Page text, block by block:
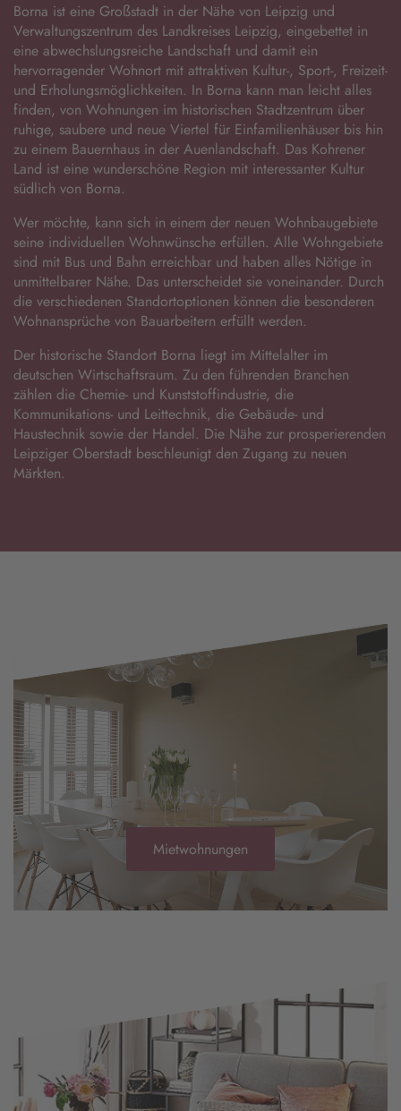
Borna ist eine Großstadt in der Nähe von Leipzig und
Verwaltungszentrum des Landkreises Leipzig, eingebettet in
eine abwechslungsreiche Landschaft und damit ein
hervorragender Wohnort mit attraktiven Kultur-, Sport-, Freizeit-
und Erholungsmöglichkeiten. In Borna kann man leicht alles
finden, von Wohnungen im historischen Stadtzentrum über
ruhige, saubere und neue Viertel für Einfamilienhäuser bis hin
zu einem Bauernhaus in der Auenlandschaft. Das Kohrener
Land ist eine wunderschöne Region mit interessanter Kultur
südlich von Borna.
Wer möchte, kann sich in einem der neuen Wohnbaugebiete
seine individuellen Wohnwünsche erfüllen. Alle Wohngebiete
sind mit Bus und Bahn erreichbar und haben alles Nötige in
unmittelbarer Nähe. Das unterscheidet sie voneinander. Durch
die verschiedenen Standortoptionen können die besonderen
Wohnansprüche von Bauarbeitern erfüllt werden.
Der historische Standort Borna liegt im Mittelalter im
deutschen Wirtschaftsraum. Zu den führenden Branchen
zählen die Chemie- und Kunststoffindustrie, die
Kommunikations- und Leittechnik, die Gebäude- und
Haustechnik sowie der Handel. Die Nähe zur prosperierenden
Leipziger Oberstadt beschleunigt den Zugang zu neuen
Märkten.
Mietwohnungen